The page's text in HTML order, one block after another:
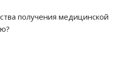
получения медицинской